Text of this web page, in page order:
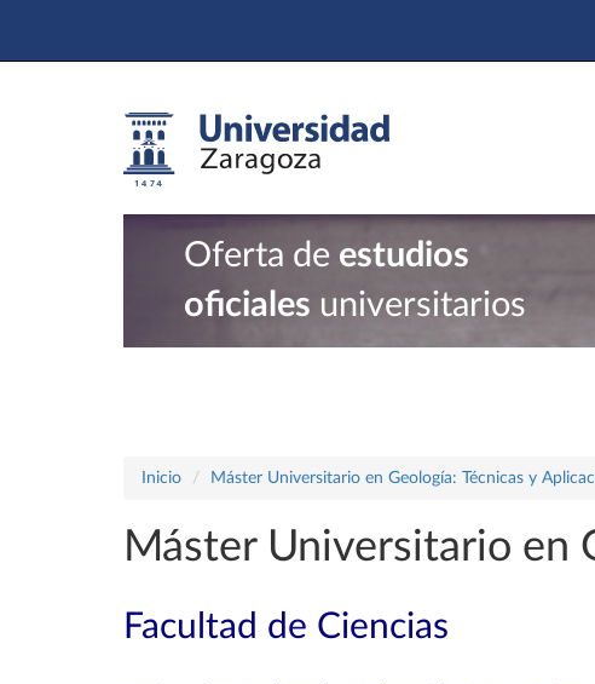
Oferta de estudios
oficiales universitarios
Inicio Máster Universitario en Geología: Técnicas y
Máster Universitario en
Facultad de Ciencias